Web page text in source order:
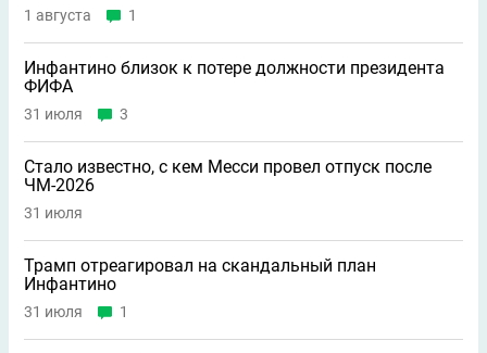
1 августа 1
Инфантино близок к потере должности президента
ФИФА
31 июля 3
Стало известно, с кем Месси провел отпуск после
ЧМ-2026
31 июля
Трамп отреагировал на скандальный план
Инфантино
31 июля 1